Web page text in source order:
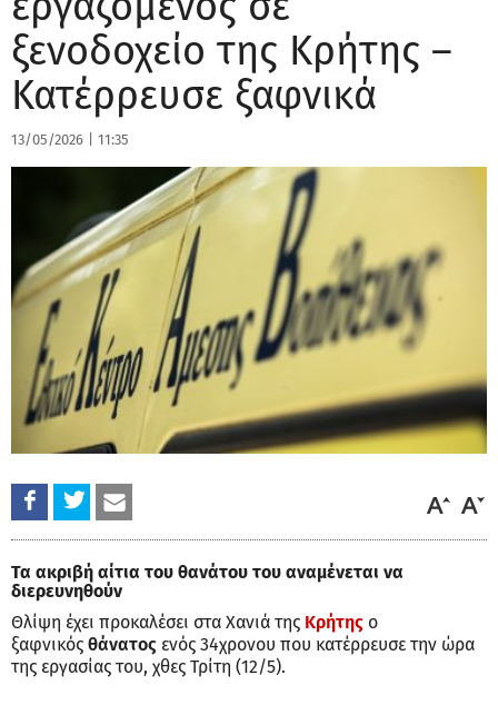
ξενοδοχείο της Κρήτης –
Κατέρρευσε ξαφνικά
13/05/2026 11:35
Τα ακριβή αίτια του θανάτου του αναμένεται να
διερευνηθούν
Θλίψη έχει προκαλέσει στα Χανιά της Κρήτης ο
ξαφνικός θάνατος ενός 34χρονου που κατέρρευσε την ώρα
της εργασίας του, χθες Τρίτη (12/5).